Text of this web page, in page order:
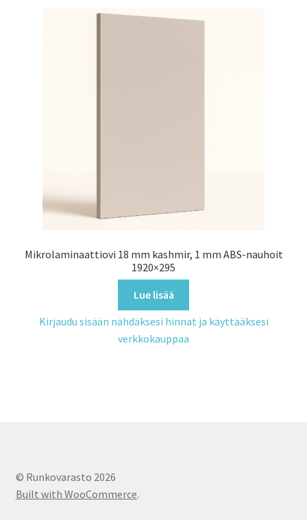
Mikrolaminaattiovi 18 mm kashmir, 1 mm ABS-nauhoit
1920×295
Lue lisää
Kirjaudu sisään nähdäksesi hinnat ja käyttääksesi
verkkokauppaa
© Runkovarasto 2026
Built with WooCommerce.